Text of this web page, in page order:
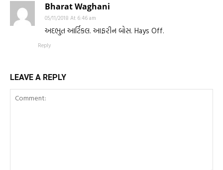
Bharat Waghani
05/11/2018 At 6:46 am
અદભુત આર્ટિકલ. આફરીન બોસ. Hays Off.
Reply
LEAVE A REPLY